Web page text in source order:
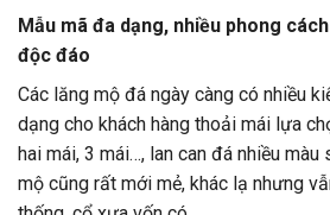
Mẫu mã đa dạng, nhiều phong
độc đáo
Các lăng mộ đá ngày càng có nhiều
dạng cho khách hàng thoải mái lựa
hai mái, 3 mái…, lan can đá nhiều
mộ cũng rất mới mẻ, khác lạ nhưng